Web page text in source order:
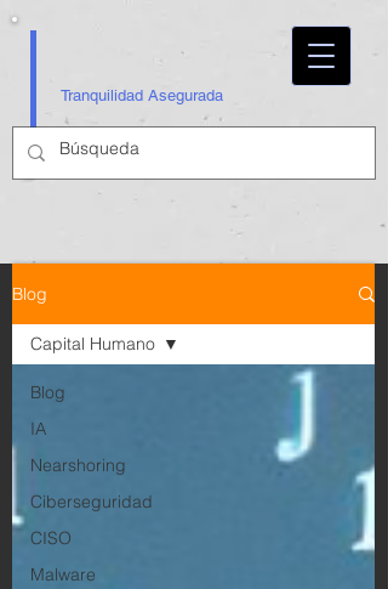
Tranquilidad Asegurada
Blog
Blog
IA
Nearshoring
Ciberseguridad
CISO
Malware
Capital Humano